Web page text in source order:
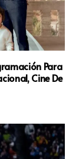
Para
Cine De